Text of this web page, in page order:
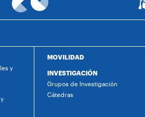
y
MOVILIDAD
INVESTIGACIÓN
Grupos de Investigación
Cátedras